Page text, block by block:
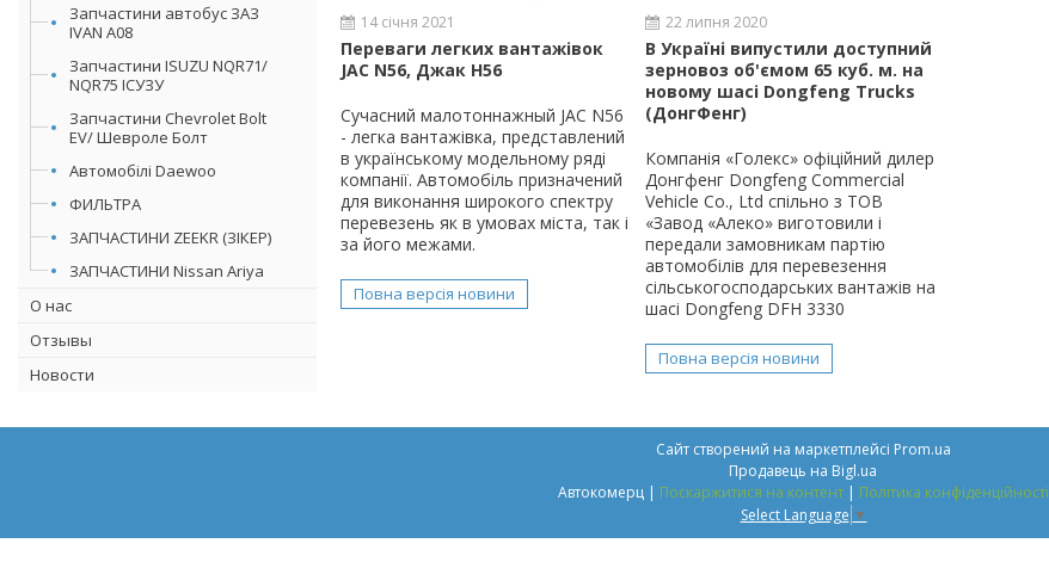
Запчастини автобус ЗАЗ
IVAN А08
Запчастини ISUZU NQR71/
NQR75 ІСУЗУ
Запчастини Chevrolet Bolt
EV/ Шевроле Болт
Автомобілі Daewoo
ФИЛЬТРА
ЗАПЧАСТИНИ ZEEKR (ЗІКЕР)
ЗАПЧАСТИНИ Nissan Ariya
О нас
Отзывы
Новости
14 січня 2021
Переваги легких вантажівок
JAC N56, Джак Н56
Сучасний малотоннажный JAC N56
- легка вантажівка, представлений
в українському модельному ряді
компанії. Автомобіль призначений
для виконання широкого спектру
перевезень як в умовах міста, так і
за його межами.
Повна версія новини
22 липня 2020
В Україні випустили доступний
зерновоз об'ємом 65 куб. м. на
новому шасі Dongfeng Trucks
(ДонгФенг)
Компанія «Голекс» офіційний дилер
Донгфенг Dongfeng Commercial
Vehicle Co., Ltd спільно з ТОВ
«Завод «Алеко» виготовили і
передали замовникам партію
автомобілів для перевезення
сільськогосподарських вантажів на
шасі Dongfeng DFH 3330
Повна версія новини
Сайт створений на маркетплейсі Prom.ua
Продавець на Bigl.ua
Автокомерц | Поскаржитися на контент | Політика конфіденційності
Select Language ▼